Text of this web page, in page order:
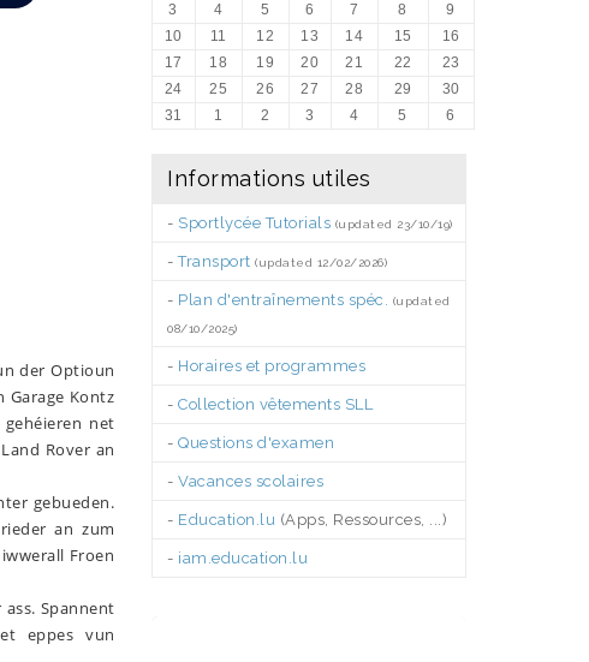
der Optioun
Garage Kontz
net
Rover an
gebueden.
an zum
Froen
Spannent
eppes vun
3
4 5 6 7 8
9
10
11 12 13 14 15
16
17
18 19 20 21 22
23
24
25 26 27 28 29
30
31
1 2 3 4 5 6
Informations utiles
- Sportlycée Tutorials (updated 23/10/19)
-Transport (updated 12/02/2026)
- Plan d'entraînements spéc. (updated
08/10/2025)
- Horaires et programmes
- Collection vêtements SLL
- Questions d'examen
- Vacances scolaires
- Education.lu (Apps, Ressources, ...)
- iam.education.lu